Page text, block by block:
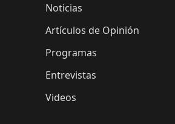
Noticias
Artículos de Opinión
Programas
Entrevistas
Videos